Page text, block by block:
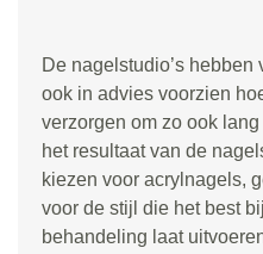
De nagelstudio’s
ook in advies voorzien
verzorgen om zo ook
het resultaat van de
kiezen voor acrylnagels,
voor de stijl die het best
behandeling laat